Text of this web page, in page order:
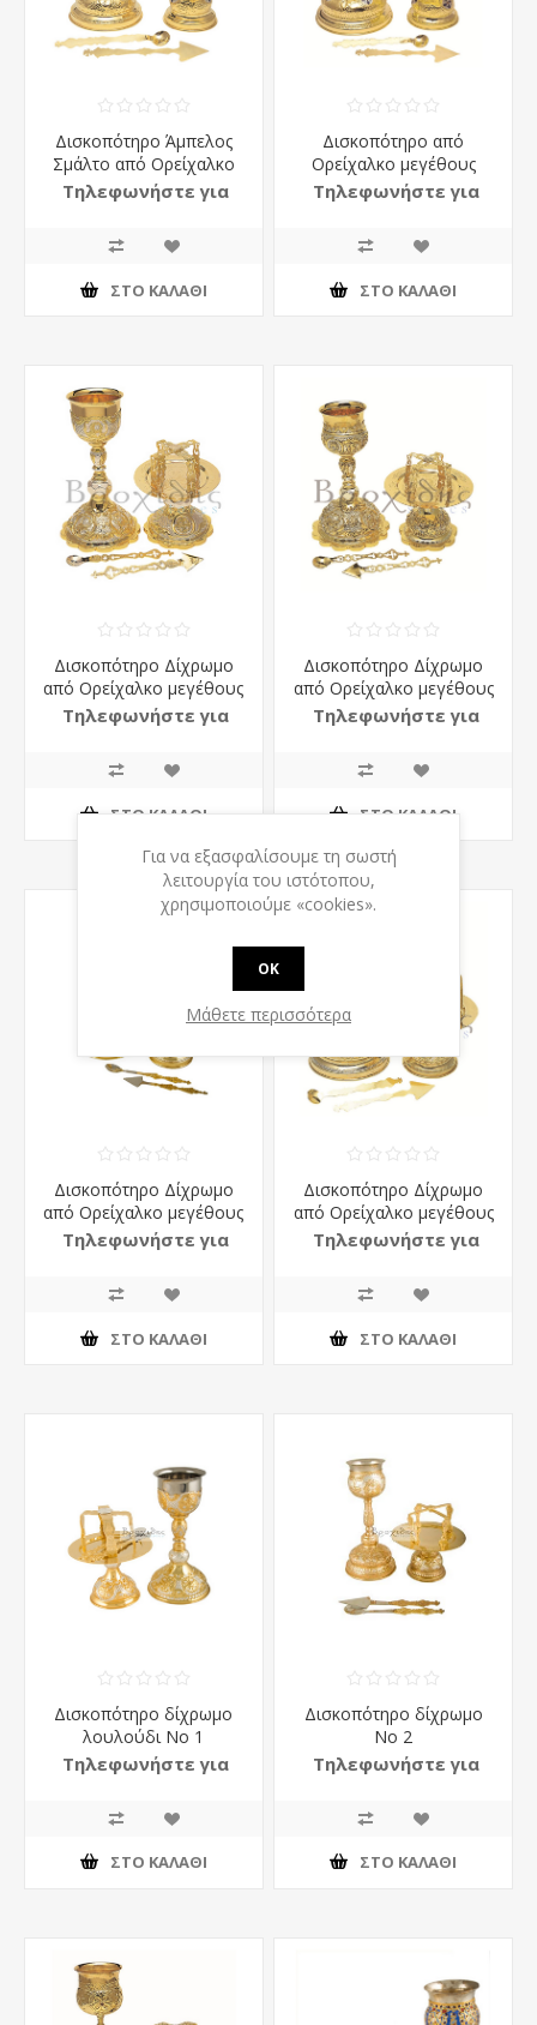
Δισκοπότηρο Άμπελος
Σμάλτο από Ορείχαλκο
μεγέθους No2
Τηλεφωνήστε για
ΣΤΟ ΚΑΛΆΘΙ
Δισκοπότηρο από
Ορείχαλκο μεγέθους
Νο2
Τηλεφωνήστε για
ΣΤΟ ΚΑΛΆΘΙ
Δισκοπότηρο Δίχρωμο
από Ορείχαλκο μεγέθους
No2
Τηλεφωνήστε για
ΣΤΟ ΚΑΛΆΘΙ
Δισκοπότηρο Δίχρωμο
από Ορείχαλκο μεγέθους
No2
Τηλεφωνήστε για
ΣΤΟ ΚΑΛΆΘΙ
Δισκοπότηρο Δίχρωμο
από Ορείχαλκο μεγέθους
No2 Λουλούδι
Τηλεφωνήστε για
ΣΤΟ ΚΑΛΆΘΙ
Δισκοπότηρο Δίχρωμο
από Ορείχαλκο μεγέθους
Νο1
Τηλεφωνήστε για
ΣΤΟ ΚΑΛΆΘΙ
Δισκοπότηρο δίχρωμο
λουλούδι Νο 1
Τηλεφωνήστε για
ΣΤΟ ΚΑΛΆΘΙ
Δισκοπότηρο δίχρωμο
Νο 2
Τηλεφωνήστε για
ΣΤΟ ΚΑΛΆΘΙ
Για να εξασφαλίσουμε τη σωστή
λειτουργία του ιστότοπου,
χρησιμοποιούμε «cookies».
OK
Μάθετε περισσότερα